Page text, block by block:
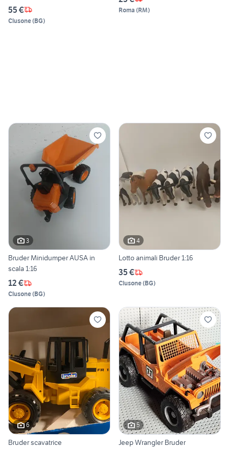
55 €
Clusone(BG)
Roma (RM)
3
Bruder Minidumper AUSA in
scala 1:16
12 €
Clusone(BG)
4
Lotto animali Bruder 1:16
35 €
Clusone(BG)
6
Bruder scavatrice
5
Jeep Wrangler Bruder